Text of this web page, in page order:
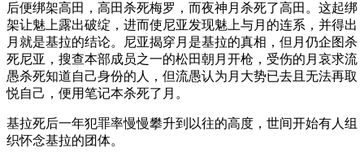
后便绑架高田，高田杀死梅罗，而夜神月杀死了高田。这起绑
架让魅上露出破绽，进而使尼亚发现魅上与月的连系，并得出
月就是基拉的结论。尼亚揭穿月是基拉的真相，但月仍企图杀
死尼亚，搜查本部成员之一的松田朝月开枪，受伤的月哀求流
愚杀死知道自己身份的人，但流愚认为月大势已去且无法再取
悦自己，便用笔记本杀死了月。
基拉死后一年犯罪率慢慢攀升到以往的高度，世间开始有人组
织怀念基拉的团体。